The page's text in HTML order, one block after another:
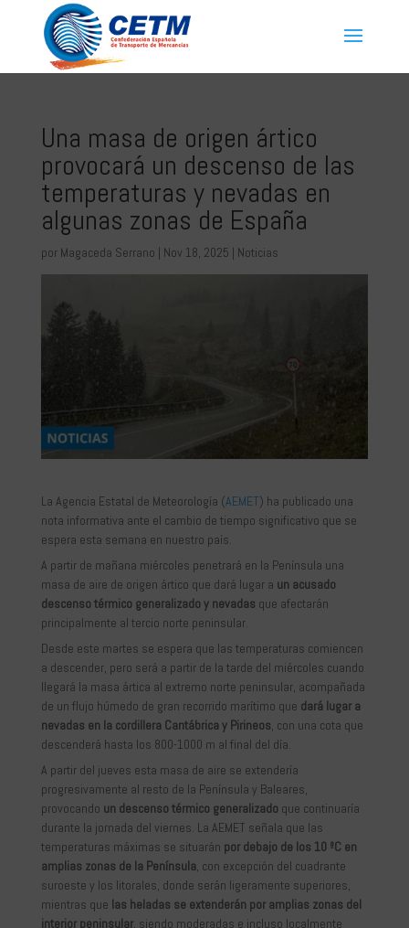
Una masa de origen ártico
provocará un descenso de las
temperaturas y nevadas en
algunas zonas de España
por Magaceda Serrano | Nov 18, 2025 | Noticias
La Agencia Estatal de Meteorología (AEMET) ha publicado una
nota informativa ante el cambio de tiempo significativo que se
espera esta semana en nuestro país.
A partir de mañana miércoles penetrará en la Península una
masa de aire de origen ártico que dará lugar a un acusado
descenso térmico generalizado y nevadas que afectarán
principalmente al tercio norte peninsular.
Desde este martes se espera que las temperaturas comiencen
a descender, pero será a partir de la tarde del miércoles cuando
llegará la masa ártica al extremo norte peninsular, acompañada
de un flujo húmedo de gran recorrido marítimo que dará lugar a
nevadas en la cordillera Cantábrica y Pirineos , con una cota que
descenderá hasta los 800-1000 m al final del día.
A partir del jueves esta masa de aire se extendería
progresivamente al resto de la Península y Baleares,
provocando un descenso térmico generalizado que continuaría
durante la jornada del viernes. La AEMET señala que las
temperaturas máximas se situarán por debajo de los 10 ºC en
amplias zonas de la Península , con excepción del cuadrante
suroeste y los litorales, donde serán ligeramente superiores,
mientras que las heladas se extenderán por amplias zonas del
interior peninsular, siendo moderadas e incluso localmente